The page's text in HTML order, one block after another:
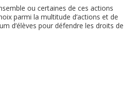
ou certaines de ces actions
parmi la multitude d’actions et de
d’élèves pour défendre les droits de